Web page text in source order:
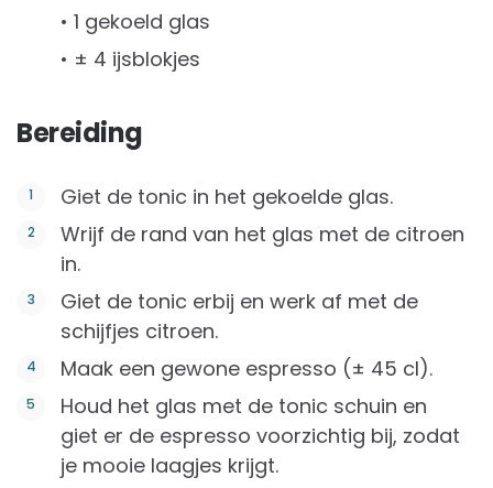
• 1 gekoeld glas
• ± 4 ijsblokjes
Bereiding
Giet de tonic in het gekoelde glas.
Wrijf de rand van het glas met de citroen
in.
Giet de tonic erbij en werk af met de
schijfjes citroen.
Maak een gewone espresso (± 45 cl).
Houd het glas met de tonic schuin en
giet er de espresso voorzichtig bij, zodat
je mooie laagjes krijgt.